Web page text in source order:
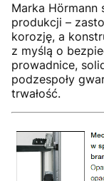
Marka Hörmann
produkcji –
korozję, a
z myślą o
prowadnice,
podzespoły
trwałość.